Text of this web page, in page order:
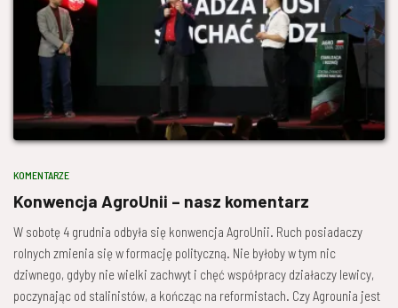
KOMENTARZE
Konwencja AgroUnii – nasz komentarz
W sobotę 4 grudnia odbyła się konwencja AgroUnii. Ruch posiadaczy
rolnych zmienia się w formację polityczną. Nie byłoby w tym nic
dziwnego, gdyby nie wielki zachwyt i chęć współpracy działaczy lewicy,
poczynając od stalinistów, a kończąc na reformistach. Czy Agrounia jest